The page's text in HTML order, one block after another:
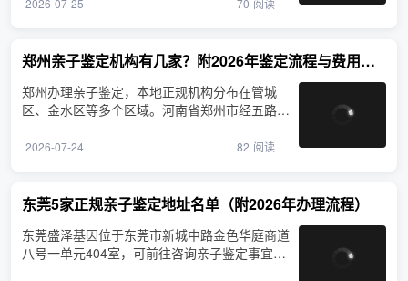
2026-07-25 70 阅读
郑州亲子鉴定机构有几家？附2026年鉴定流程与费用参考
郑州办理亲子鉴定，本地正规机构分布在管城
区、金水区等多个区域。河南省郑州市经五路2
2026-07-24 82 阅读
东莞5家正规亲子鉴定地址名单（附2026年办理流程）
东莞盛泽基因位于东莞市新城中路金色华庭商道
八号一单元404室，可前往咨询亲子鉴定事宜。